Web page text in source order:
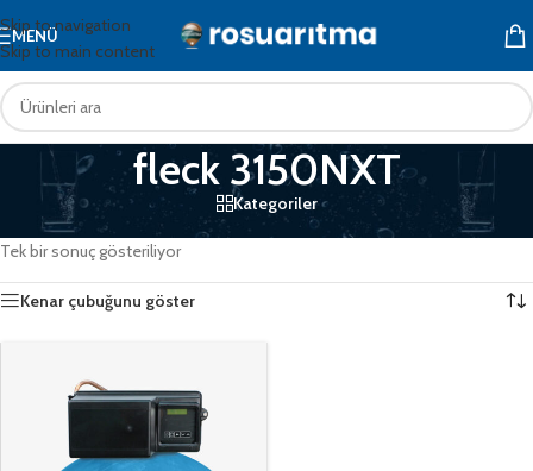
Skip to navigation
Skip to main content
MENÜ
fleck 3150NXT
Kategoriler
Ana Sayfa/
Ürünler “fleck 3150NXT” olarak etiketlendi
Tek bir sonuç gösteriliyor
Kenar çubuğunu göster